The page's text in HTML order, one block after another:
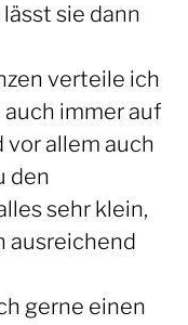
sie dann
verteile ich
immer auf
allem auch
den
sehr klein,
ausreichend
gerne einen